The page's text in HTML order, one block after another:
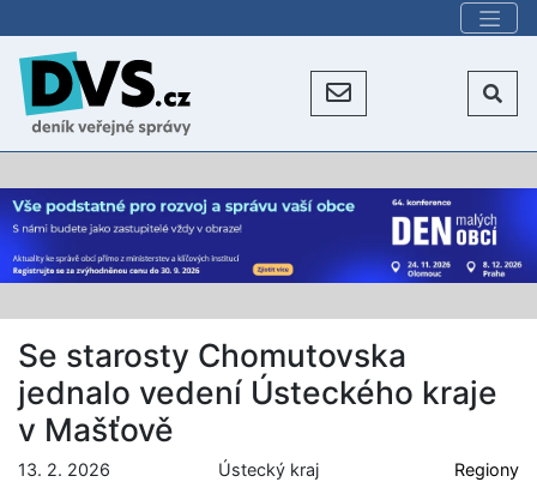
Se starosty Chomutovska
jednalo vedení Ústeckého kraje
v Mašťově
13. 2. 2026 Ústecký kraj Regiony